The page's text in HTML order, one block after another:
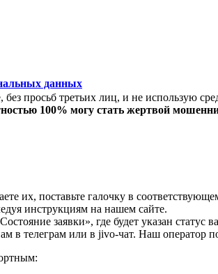
данных
просьб третьих лиц, и не использую
100% могу стать жертвой
их, поставьте галочку в
инструкциям на нашем сайте.
заявки», где будет указан статус
в телеграм или в jivo-чат. Наш оператор